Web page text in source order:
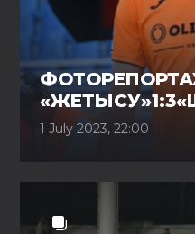
1 July 2023, 22:00